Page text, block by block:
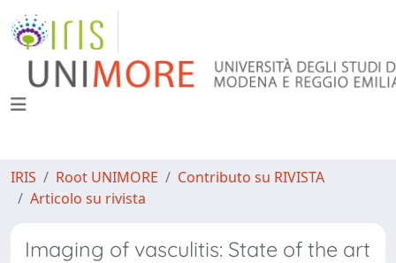
IRIS Root UNIMORE
Contributo su RIVISTA
Articolo su rivista
Imaging of vasculitis: State of the art